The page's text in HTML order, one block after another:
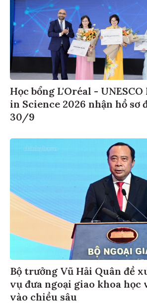
Học bổng L'Oréal -
in Science 2026 nhận hồ sơ
30/9
Bộ trưởng Vũ Hải Quân đề
vụ đưa ngoại giao khoa học
vào chiều sâu